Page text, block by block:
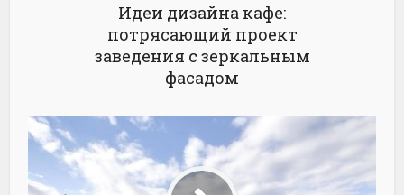
Идеи дизайна кафе:
потрясающий проект
заведения с зеркальным
фасадом